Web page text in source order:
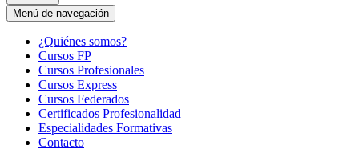
Menú de navegación
¿Quiénes somos?
Cursos FP
Cursos Profesionales
Cursos Express
Cursos Federados
Certificados Profesionalidad
Especialidades Formativas
Contacto